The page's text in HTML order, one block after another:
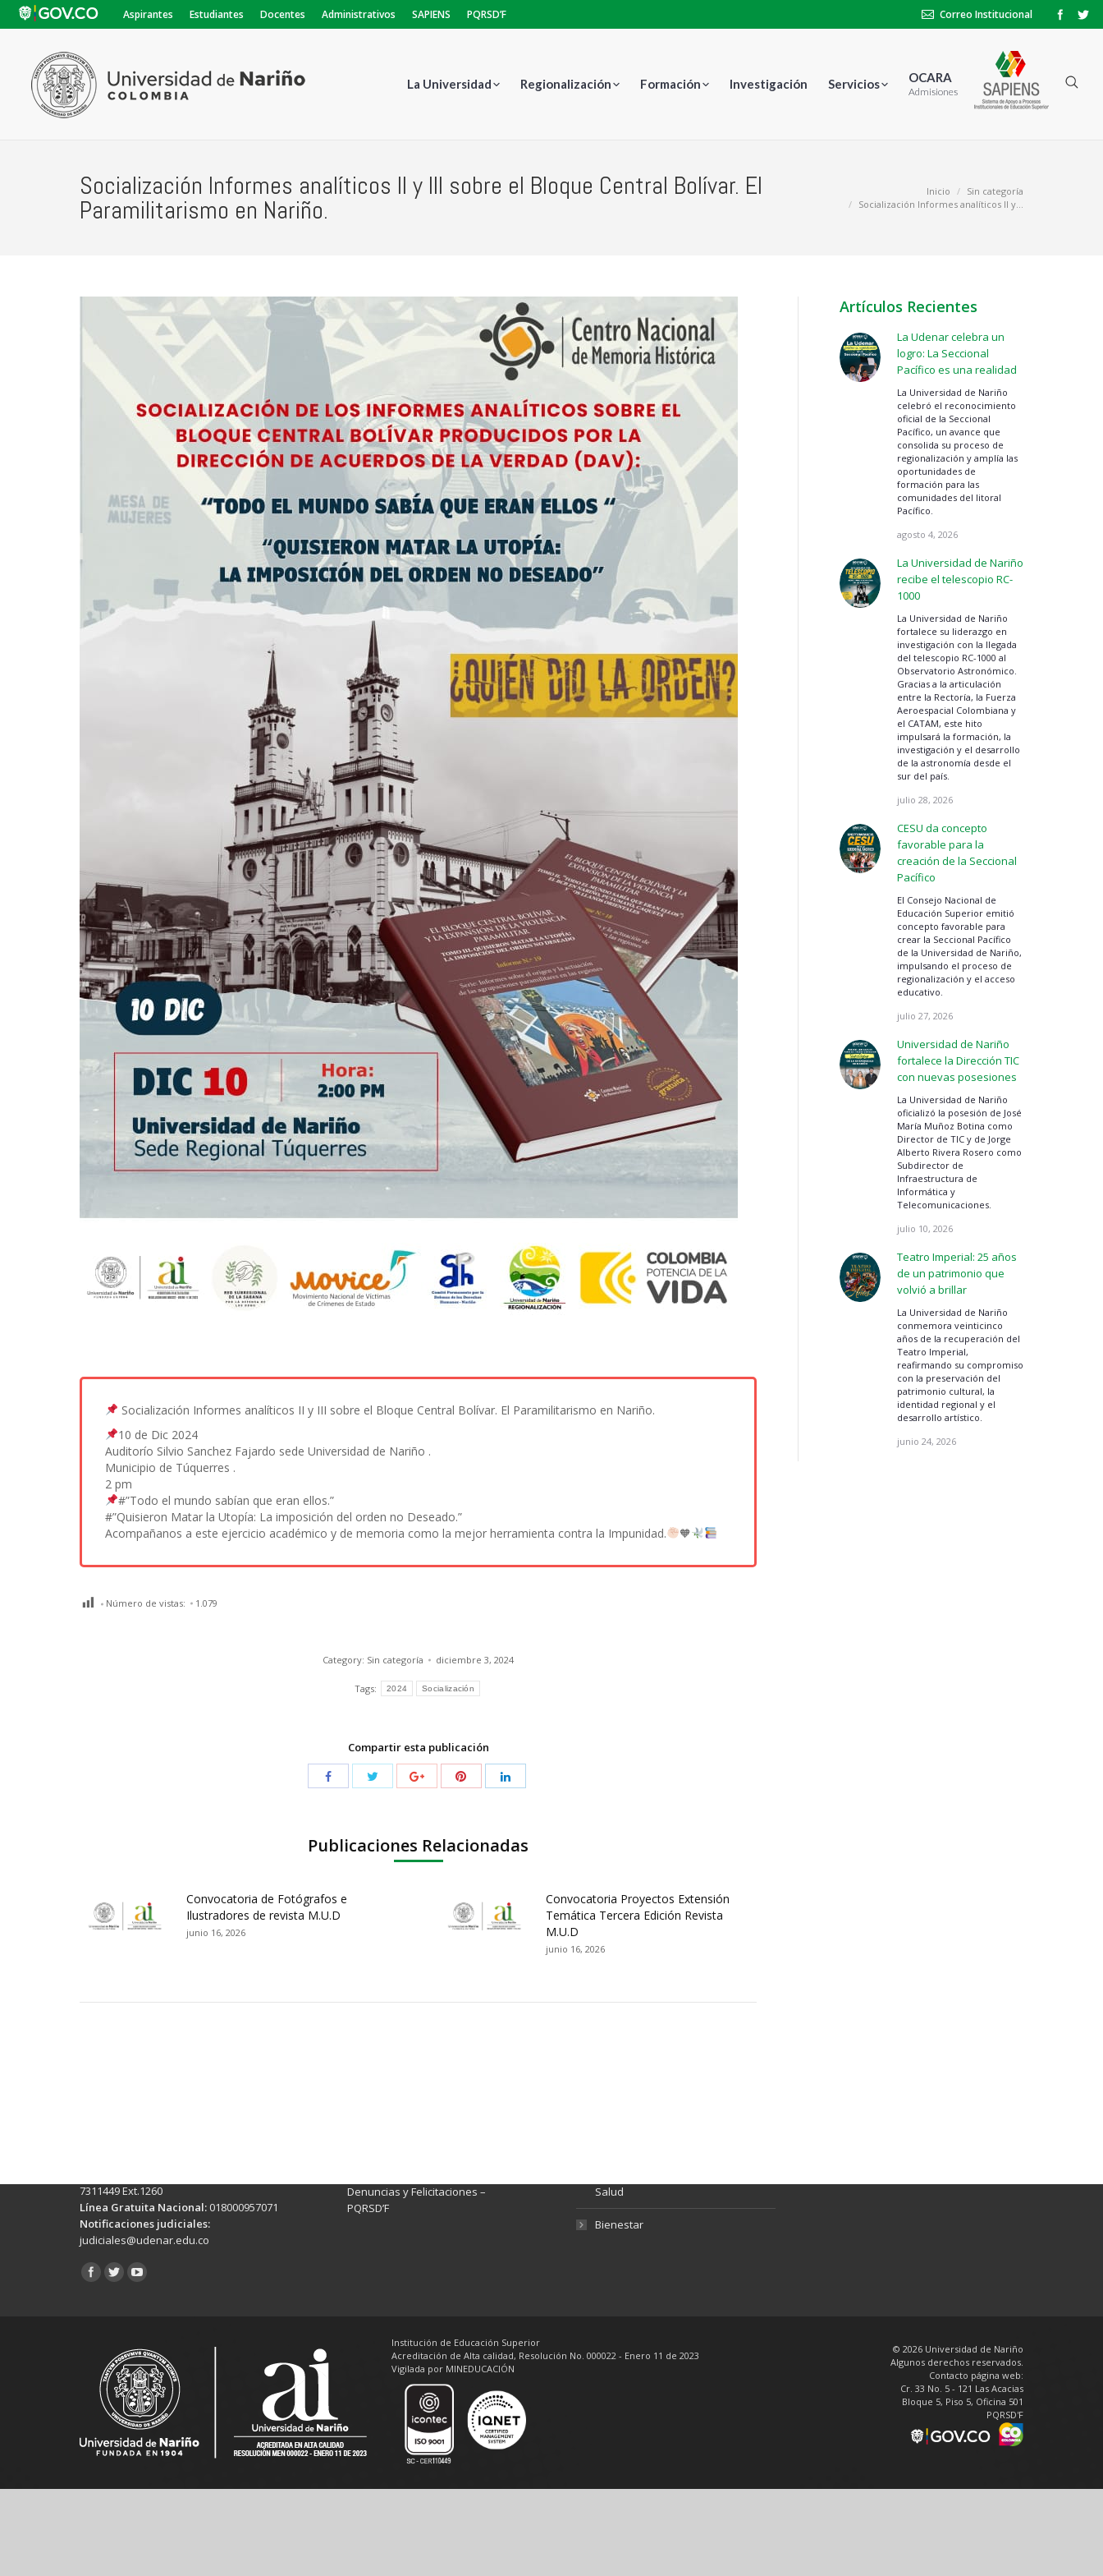
Aspirantes Estudiantes Docentes Administrativos SAPIENS PQRSD’F Correo Institucional
La Universidad Regionalización Formación Investigación Servicios OCARA
Admisiones
Socialización Informes analíticos II y III sobre el Bloque Central Bolívar. El
Paramilitarismo en Nariño.
Inicio
Sin categoría
Socialización Informes analíticos II y…
Socialización Informes analíticos II y III sobre el Bloque Central Bolívar. El Paramilitarismo en Nariño.
10 de Dic 2024
Auditorío Silvio Sanchez Fajardo sede Universidad de Nariño .
Municipio de Túquerres .
2 pm
#”Todo el mundo sabían que eran ellos.”
#”Quisieron Matar la Utopía: La imposición del orden no Deseado.”
Acompañanos a este ejercicio académico y de memoria como la mejor herramienta contra la Impunidad.
🧡
Número de vistas: 1.079
Category: Sin categoría diciembre 3, 2024
Tags: 2024 Socialización
Compartir esta publicación
Publicaciones Relacionadas
Convocatoria de Fotógrafos e
Ilustradores de revista M.U.D
junio 16, 2026
Convocatoria Proyectos Extensión
Temática Tercera Edición Revista
M.U.D
junio 16, 2026
Artículos Recientes
La Udenar celebra un
logro: La Seccional
Pacífico es una realidad
La Universidad de Nariño
celebró el reconocimiento
oficial de la Seccional
Pacífico, un avance que
consolida su proceso de
regionalización y amplía las
oportunidades de
formación para las
comunidades del litoral
Pacífico.
agosto 4, 2026
La Universidad de Nariño
recibe el telescopio RC-
1000
La Universidad de Nariño
fortalece su liderazgo en
investigación con la llegada
del telescopio RC-1000 al
Observatorio Astronómico.
Gracias a la articulación
entre la Rectoría, la Fuerza
Aeroespacial Colombiana y
el CATAM, este hito
impulsará la formación, la
investigación y el desarrollo
de la astronomía desde el
sur del país.
julio 28, 2026
CESU da concepto
favorable para la
creación de la Seccional
Pacífico
El Consejo Nacional de
Educación Superior emitió
concepto favorable para
crear la Seccional Pacífico
de la Universidad de Nariño,
impulsando el proceso de
regionalización y el acceso
educativo.
julio 27, 2026
Universidad de Nariño
fortalece la Dirección TIC
con nuevas posesiones
La Universidad de Nariño
oficializó la posesión de José
María Muñoz Botina como
Director de TIC y de Jorge
Alberto Rivera Rosero como
Subdirector de
Infraestructura de
Informática y
Telecomunicaciones.
julio 10, 2026
Teatro Imperial: 25 años
de un patrimonio que
volvió a brillar
La Universidad de Nariño
conmemora veinticinco
años de la recuperación del
Teatro Imperial,
reafirmando su compromiso
con la preservación del
patrimonio cultural, la
identidad regional y el
desarrollo artístico.
junio 24, 2026
7311449 Ext.1260
Línea Gratuita Nacional: 018000957071
Notificaciones judiciales:
judiciales@udenar.edu.co
Encuéntranos en:
Denuncias y Felicitaciones –
PQRSD’F
Salud
Bienestar
Institución de Educación Superior
Acreditación de Alta calidad, Resolución No. 000022 - Enero 11 de 2023
Vigilada por MINEDUCACIÓN
© 2026 Universidad de Nariño
Algunos derechos reservados.
Contacto página web:
Cr. 33 No. 5 - 121 Las Acacias
Bloque 5, Piso 5, Oficina 501
PQRSD'F